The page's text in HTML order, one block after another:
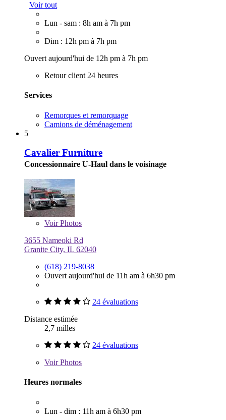
Voir tout
Lun - sam : 8h am à 7h pm
Dim : 12h pm à 7h pm
Ouvert aujourd'hui de 12h pm à 7h pm
Retour client 24 heures
Services
Remorques et remorquage
Camions de déménagement
5
Cavalier Furniture
Concessionnaire U-Haul dans le voisinage
VoirPhotos
3655 Nameoki Rd
Granite City, IL 62040
(618) 219-8038
Ouvert aujourd'hui de 11h am à 6h30 pm
24 évaluations
Distance estimée
2,7 milles
24 évaluations
VoirPhotos
Heures normales
Lun - dim : 11h am à 6h30 pm